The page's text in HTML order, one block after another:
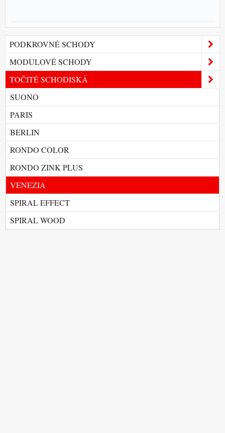
PODKROVNÉ SCHODY
MODULOVÉ SCHODY
TOČITÉ SCHODISKÁ
SUONO
PARIS
BERLIN
RONDO COLOR
RONDO ZINK PLUS
VENEZIA
SPIRAL EFFECT
SPIRAL WOOD